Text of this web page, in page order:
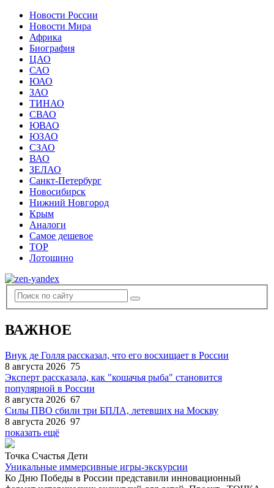
Новости России
Новости Мира
Африка
Биография
ЦАО
САО
ЮАО
ЗАО
ТИНАО
СВАО
ЮВАО
ЮЗАО
СЗАО
ВАО
ЗЕЛАО
Санкт-Петербург
Новосибирск
Нижний Новгород
Крым
Аналоги
Самое дешевое
TOP
Лотошино
ВАЖНОЕ
Внук де Голля рассказал, что его восхищает в России
8 августа 2026 75
Эксперт рассказала, как "кошачья рыба" становится
популярной в России
8 августа 2026 67
Силы ПВО сбили три БПЛА, летевших на Москву
8 августа 2026 97
показать ещё
Точка Счастья Дети
Уникальные иммерсивные игры-экскурсии
Ко Дню Победы в России представили инновационный